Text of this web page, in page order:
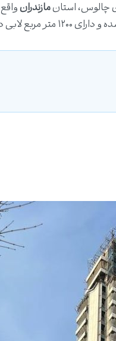
چالوس، استانمازندران